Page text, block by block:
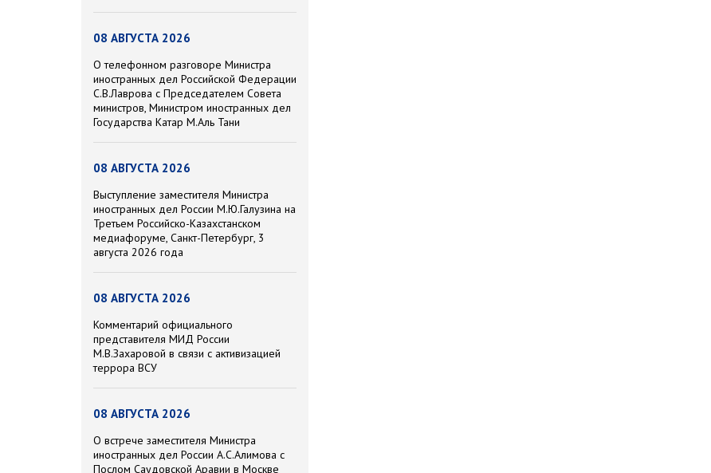
08 АВГУСТА 2026
О телефонном разговоре Министра
иностранных дел Российской Федерации
С.В.Лаврова с Председателем Совета
министров, Министром иностранных дел
Государства Катар М.Аль Тани
08 АВГУСТА 2026
Выступление заместителя Министра
иностранных дел России М.Ю.Галузина на
Третьем Российско-Казахстанском
медиафоруме, Санкт-Петербург, 3
августа 2026 года
08 АВГУСТА 2026
Комментарий официального
представителя МИД России
М.В.Захаровой в связи с активизацией
террора ВСУ
08 АВГУСТА 2026
О встрече заместителя Министра
иностранных дел России А.С.Алимова с
Послом Саудовской Аравии в Москве